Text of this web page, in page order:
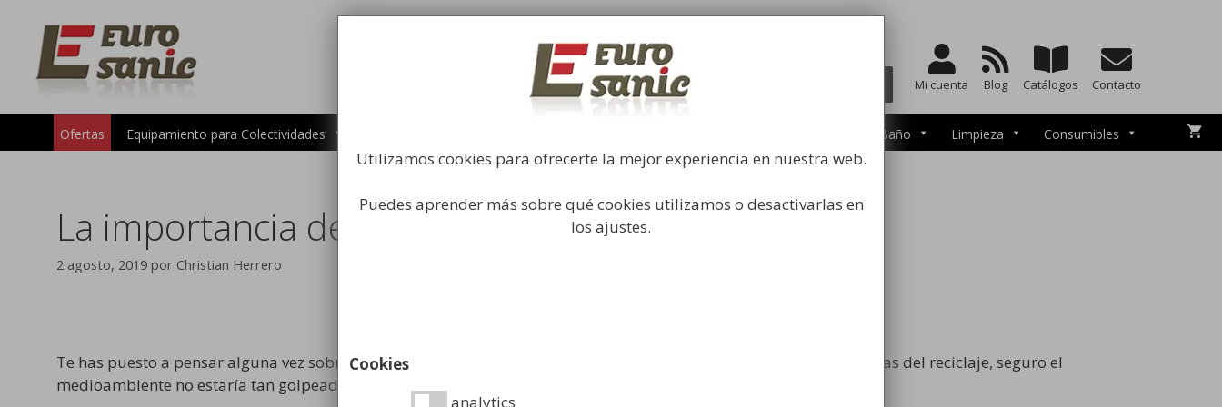
contenido
industrial
Búsqueda
productos
Mi cuenta Blog Catálogos Contacto
Ofertas Equipamiento para Colectividades Accesorios de Baño Limpieza Consumibles
La importancia del reciclaje en papeleras selectivas
2 agosto, 2019 por Christian Herrero
Te has puesto a pensar alguna vez sobre lo diferente que sería el mundo si todos pusiéramos en práctica las técnicas del reciclaje, seguro el
medioambiente no estaría tan golpeado por los residuos que desechamos diariamente.
Utilizamos cookies para ofrecerte la mejor experiencia en nuestra web.
Puedes aprender más sobre qué cookies utilizamos o desactivarlas en
los ajustes.
Cookies
analytics